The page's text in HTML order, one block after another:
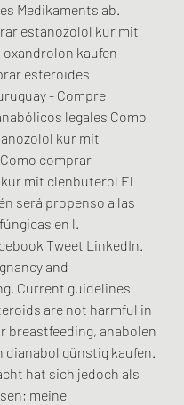
Medikaments ab.
estanozolol kur mit
kaufen
esteroides
- Compre
legales Como
kur mit
comprar
mit clenbuterol El
será propenso a las
en l.
Tweet LinkedIn.
and
Current guidelines
are not harmful in
breastfeeding, anabolen
dianabol günstig kaufen.
hat sich jedoch als
meine